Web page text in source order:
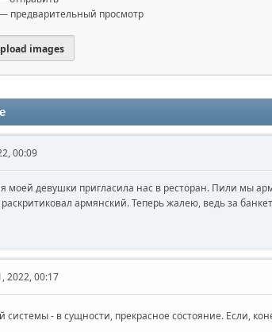
предварительный просмотр
images
00:09
моей девушки пригласила нас в ресторан. Пили мы
армянский. Теперь жалею, ведь за
2022, 00:17
системы - в сущности, прекрасное состояние. Если,